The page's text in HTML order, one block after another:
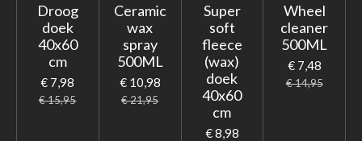
Droog
doek
40x60
cm
€ 7,98
€ 15,95
Ceramic
wax
spray
500ML
€ 10,98
€ 21,95
Super
soft
fleece
(wax)
doek
40x60
cm
€ 8,98
Wheel
cleaner
500ML
€ 7,48
€ 14,95